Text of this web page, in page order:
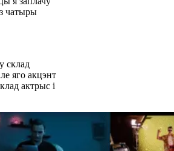
чатыры
склад
яго акцэнт
актрыс і